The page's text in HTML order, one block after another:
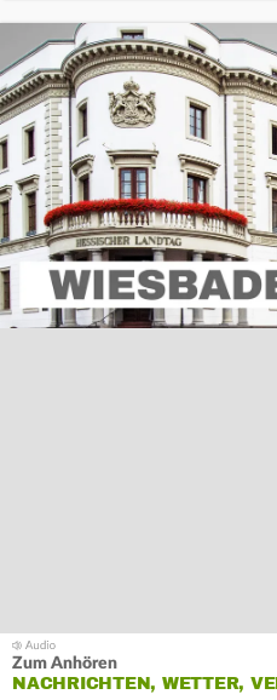
Zum Anhören
NACHRICHTEN, WETTER,